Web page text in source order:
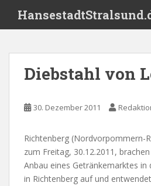
i
Diebstahl von
30. Dezember 2011
Richtenberg (Nordvorpommern-
zum Freitag, 30.12.2011,
Anbau eines Getränkemarktes in
in Richtenberg auf und